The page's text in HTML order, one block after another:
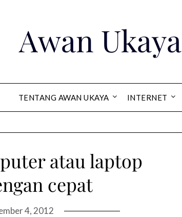
Awan Ukaya
TENTANG AWAN UKAYA INTERNET
atau laptop
cepat
4, 2012